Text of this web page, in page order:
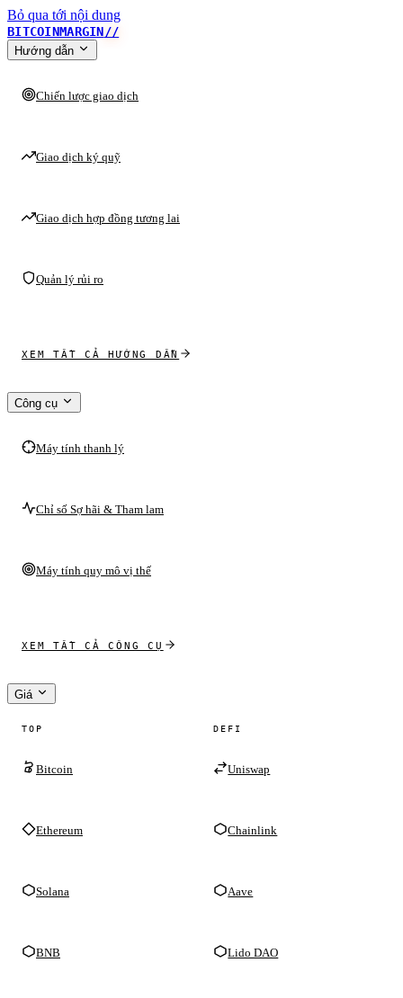
Bỏ qua tới nội dung
BITCOINMARGIN//
Hướng dẫn
Chiến lược giao dịch
Giao dịch ký quỹ
Giao dịch hợp đồng tương lai
Quản lý rủi ro
XEM TẤT CẢ HƯỚNG DẪN
Công cụ
Máy tính thanh lý
Chỉ số Sợ hãi & Tham lam
Máy tính quy mô vị thế
XEM TẤT CẢ CÔNG CỤ
Giá
TOP
Bitcoin
Ethereum
Solana
BNB
DEFI
Uniswap
Chainlink
Aave
Lido DAO